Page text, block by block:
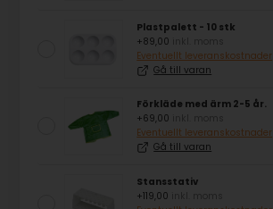
Plastpalett - 10 stk
+89,00
Eventuellt leveranskostnader
Gå till varan
Förkläde med ärm 2-5 år.
+69,00
Eventuellt leveranskostnader
Gå till varan
Stansstativ
+119,00